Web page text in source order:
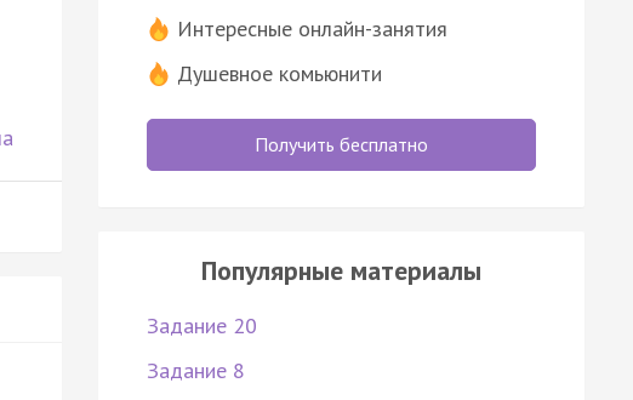
Интересные онлайн-занятия
Душевное комьюнити
Получить бесплатно
Популярные материалы
Задание 20
Задание 8